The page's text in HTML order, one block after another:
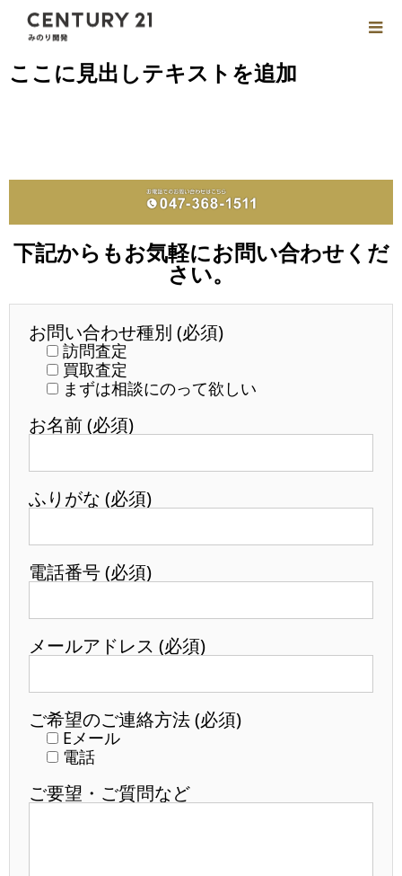
ここに見出しテキストを追加
下記からもお気軽にお問い合わせくだ
さい。
お問い合わせ種別 (必須)
訪問査定
買取査定
まずは相談にのって欲しい
お名前 (必須)
ふりがな (必須)
電話番号 (必須)
メールアドレス (必須)
ご希望のご連絡方法 (必須)
Eメール
電話
ご要望・ご質問など